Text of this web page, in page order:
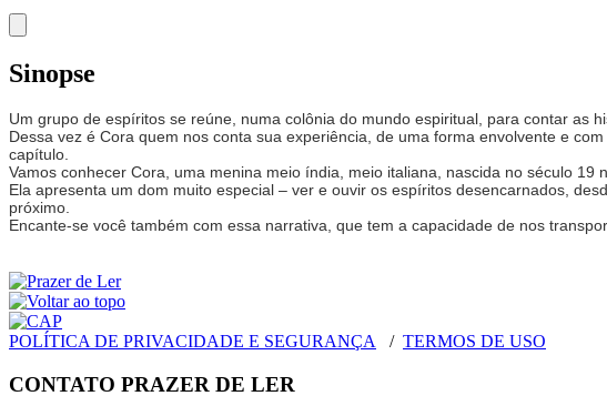
Sinopse
Um grupo de espíritos se reúne, numa colônia do mundo espiritual, para contar as
Dessa vez é Cora quem nos conta sua experiência, de uma forma envolvente e
capítulo.
Vamos conhecer Cora, uma menina meio índia, meio italiana, nascida no século
Ela apresenta um dom muito especial – ver e ouvir os espíritos desencarnados,
próximo.
Encante-se você também com essa narrativa, que tem a capacidade de nos
POLÍTICA DE PRIVACIDADE E SEGURANÇA / TERMOS DE USO
CONTATO PRAZER DE LER